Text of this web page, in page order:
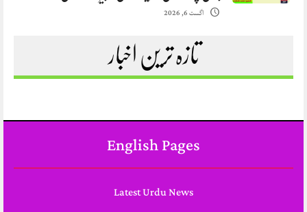
اگست 6, 2026
تازہ ترین اخبار
English Pages
Latest Urdu News